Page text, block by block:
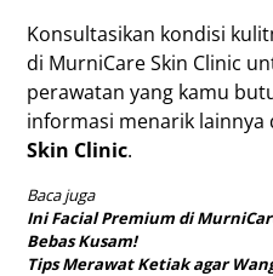
Konsultasikan kondisi
di MurniCare Skin Clinic
perawatan yang kamu
informasi menarik lainnya
Skin Clinic.
Baca juga
Ini Facial Premium di
Bebas Kusam!
Tips Merawat Ketiak agar